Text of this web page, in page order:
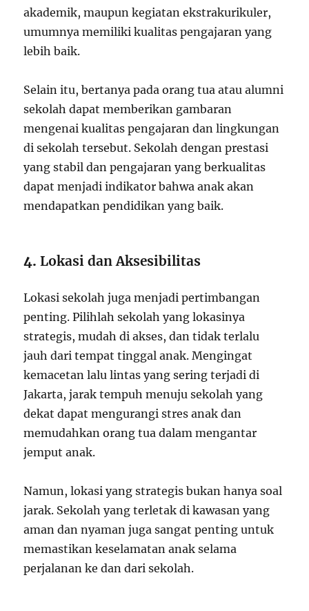
akademik, maupun kegiatan ekstrakurikuler,
umumnya memiliki kualitas pengajaran yang
lebih baik.
Selain itu, bertanya pada orang tua atau alumni
sekolah dapat memberikan gambaran
mengenai kualitas pengajaran dan lingkungan
di sekolah tersebut. Sekolah dengan prestasi
yang stabil dan pengajaran yang berkualitas
dapat menjadi indikator bahwa anak akan
mendapatkan pendidikan yang baik.
4.Lokasi dan Aksesibilitas
Lokasi sekolah juga menjadi pertimbangan
penting. Pilihlah sekolah yang lokasinya
strategis, mudah di akses, dan tidak terlalu
jauh dari tempat tinggal anak. Mengingat
kemacetan lalu lintas yang sering terjadi di
Jakarta, jarak tempuh menuju sekolah yang
dekat dapat mengurangi stres anak dan
memudahkan orang tua dalam mengantar
jemput anak.
Namun, lokasi yang strategis bukan hanya soal
jarak. Sekolah yang terletak di kawasan yang
aman dan nyaman juga sangat penting untuk
memastikan keselamatan anak selama
perjalanan ke dan dari sekolah.